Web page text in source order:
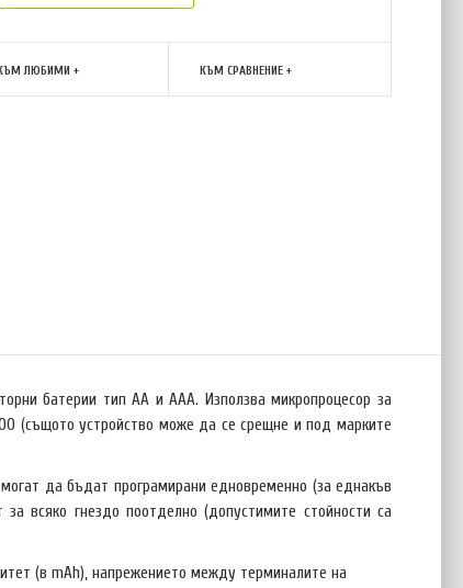
КЪМ ЛЮБИМИ + КЪМ СРАВНЕНИЕ +
батерии тип АА и ААА. Използва микропроцесор за
(същото устройство може да се срещне и под марките
да бъдат програмирани едновременно (за еднакъв
всяко гнездо поотделно (допустимите стойности са
(в mAh), напрежението между терминалите на